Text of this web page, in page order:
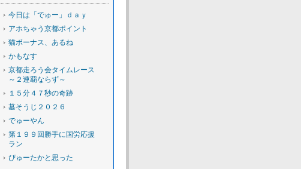
今日は「でゅー」ｄａｙ
アホちゃう京都ポイント
猫ボーナス、あるね
かもなす
京都走ろう会タイムレース
～２連覇ならず～
１５分４７秒の奇跡
墓そうじ２０２６
でゅーやん
第１９９回勝手に国労応援
ラン
ぴゅーたかと思った